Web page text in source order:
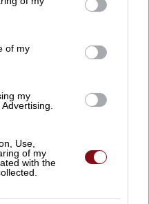
of my
my
Use,
of my
with the
τις
Δυτ.